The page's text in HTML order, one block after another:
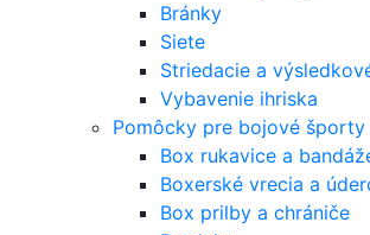
Bránky
Siete
Striedacie a
Vybavenie ihriska
Pomôcky pre bojové športy
Box rukavice a
Boxerské vrecia a
Box prilby a chrániče